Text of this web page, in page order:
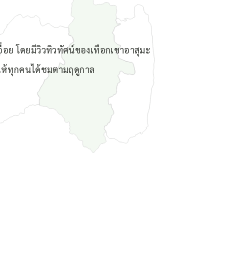
โดยมีวิวทิวทัศน์ของเทือกเขาอาสุมะ
ทุกคนได้ชมตามฤดูกาล